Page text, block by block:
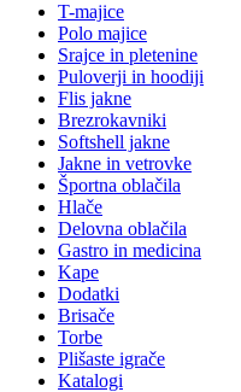
T-majice
Polo majice
Srajce in pletenine
Puloverji in hoodiji
Flis jakne
Brezrokavniki
Softshell jakne
Jakne in vetrovke
Športna oblačila
Hlače
Delovna oblačila
Gastro in medicina
Kape
Dodatki
Brisače
Torbe
Plišaste igrače
Katalogi